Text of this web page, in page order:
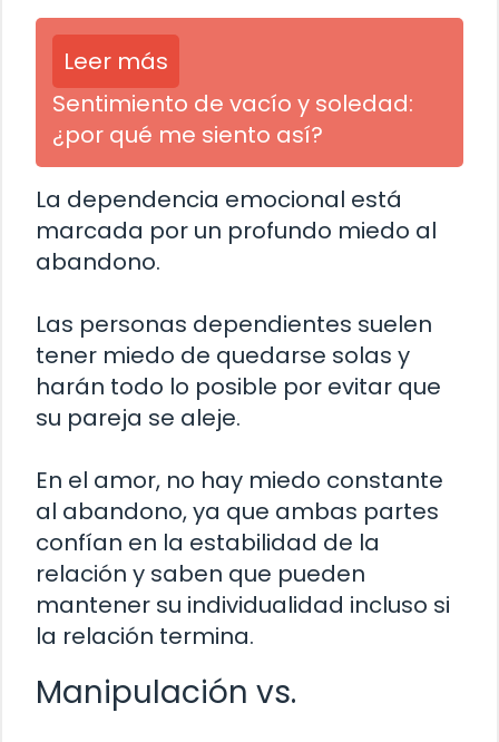
Leer más
Sentimiento de vacío y soledad:
¿por qué me siento así?
La dependencia emocional está
marcada por un profundo miedo al
abandono.
Las personas dependientes suelen
tener miedo de quedarse solas y
harán todo lo posible por evitar que
su pareja se aleje.
En el amor, no hay miedo constante
al abandono, ya que ambas partes
confían en la estabilidad de la
relación y saben que pueden
mantener su individualidad incluso si
la relación termina.
Manipulación vs.